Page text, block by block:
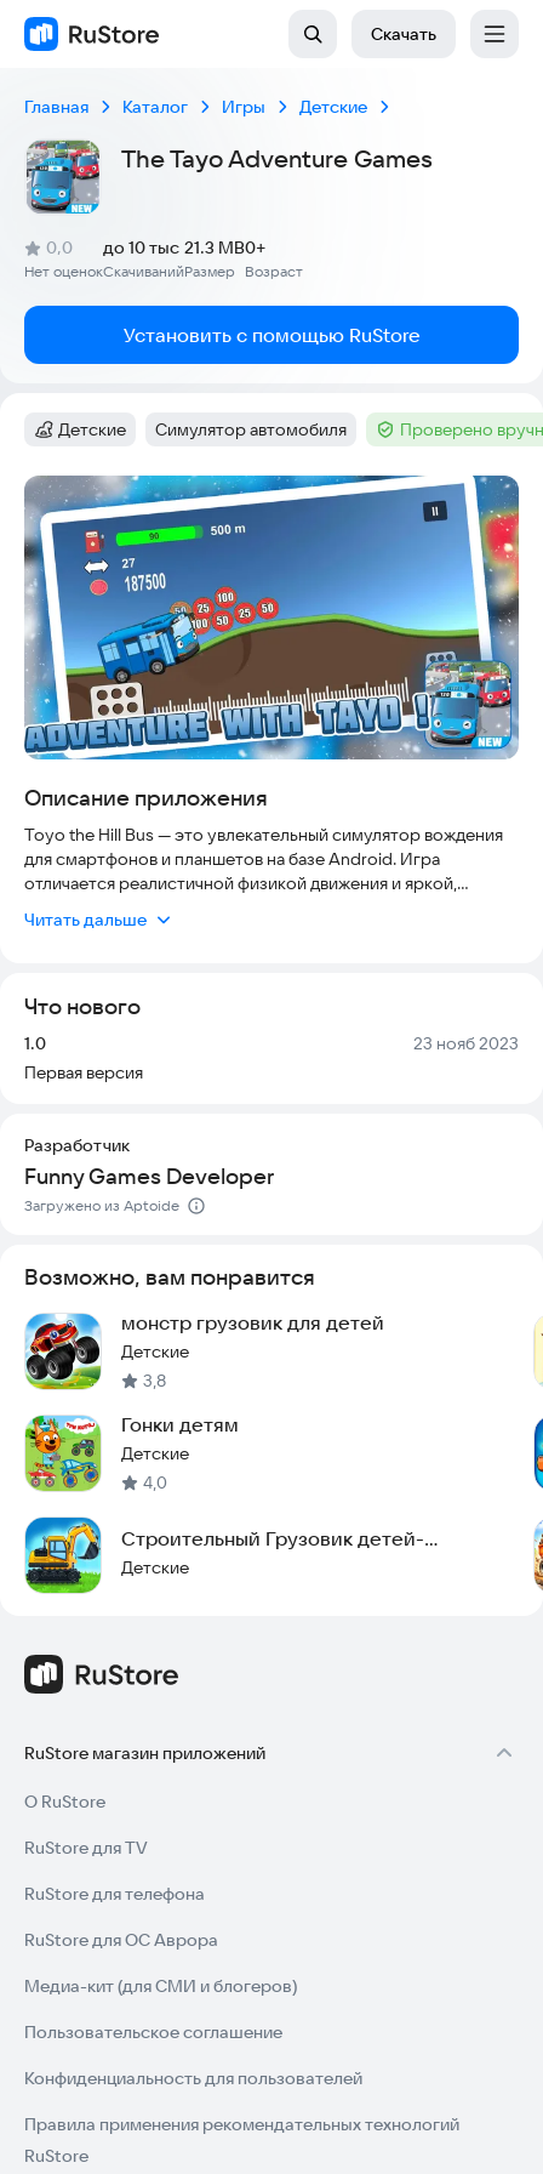
Скачать
Главная Каталог Игры Детские
The Tayo Adventure Games
Рейтинг:
0,0
(
Нет оценок
)
Скачиваний
до 10 тыс
Размер
21.3 MB
Возраст
0+
Установить с помощью RuStore
Категория:
Детские Тег:
Симулятор автомобиля Тег :Проверено
Скриншоты
Описание приложения
Toyo the Hill Bus — это увлекательный симулятор вождения
для смартфонов и планшетов на базе Android. Игра
отличается реалистичной физикой движения и яркой,
приключений.
кабиной и настоящим рулем, преодолевая опасные горные
окружающей средой, пока тренируете навыки вождения на
крутых подъемах.
приложение оптимизировано для современных устройств,
не требует сложных настроек и работает стабильно.
Актуальность контента поддерживается регулярными
Попробуйте установить Toyo the Hill Bus и ощутите драйв
управления автобусом на险峻ных дорогах прямо сейчас.
Читать дальше
Что нового
Версия:
1.0 Дата:
23 нояб 2023
Первая версия
Разработчик
Funny Games Developer
Загружено из Aptoide
Возможно, вам понравится
монстр грузовик для детей
Детские
3,8
Гонки детям
Детские
4,0
Строительный Грузовик детей-
Construction Truck
Детские
RuStore магазин приложений
О RuStore
RuStore для TV
RuStore для телефона
RuStore для ОС Аврора
Медиа-кит (для СМИ и блогеров)
Пользовательское соглашение
Конфиденциальность для пользователей
Правила применения рекомендательных технологий
RuStore